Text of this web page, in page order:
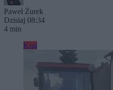
Paweł Żurek
Dzisiaj 08:34
4 min
Kraj